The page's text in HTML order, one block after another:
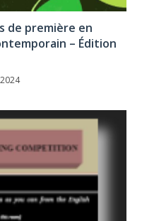
de première en
– Édition